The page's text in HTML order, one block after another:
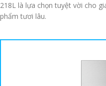
218L là lựa chọn tuyệt vời cho
phẩm tươi lâu.